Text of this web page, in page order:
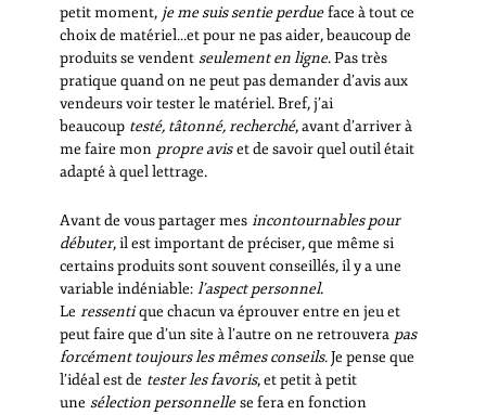
petit moment, je me suis sentie perdueface à tout ce
choix de matériel…et pour ne pas aider, beaucoup de
produits se vendent seulement en ligne. Pas très
pratique quand on ne peut pas demander d’avis aux
vendeurs voir tester le matériel. Bref, j’ai
beaucoup testé, tâtonné, recherché, avant d’arriver à
me faire mon propre aviset de savoir quel outil était
adapté à quel lettrage.
Avant de vous partager mes incontournables pour
débuter, il est important de préciser, que même si
certains produits sont souvent conseillés, il y a une
variable indéniable: l’aspect personnel.
Le ressentique chacun va éprouver entre en jeu et
peut faire que d’un site à l’autre on ne retrouvera pas
forcément toujours les mêmes conseils. Je pense que
l’idéal est de tester les favoris, et petit à petit
une sélection personnellese fera en fonction